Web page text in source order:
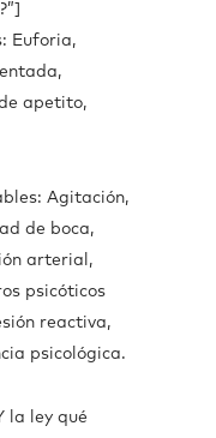
Euforia,
apetito,
Agitación,
de boca,
arterial,
psicóticos
reactiva,
psicológica.
la ley qué